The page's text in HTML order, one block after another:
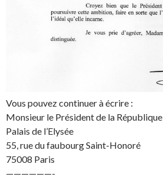
Vous pouvez continuer à écrire :
Monsieur le Président de la République
Palais de l’Elysée
55, rue du faubourg Saint-Honoré
75008 Paris
——————-